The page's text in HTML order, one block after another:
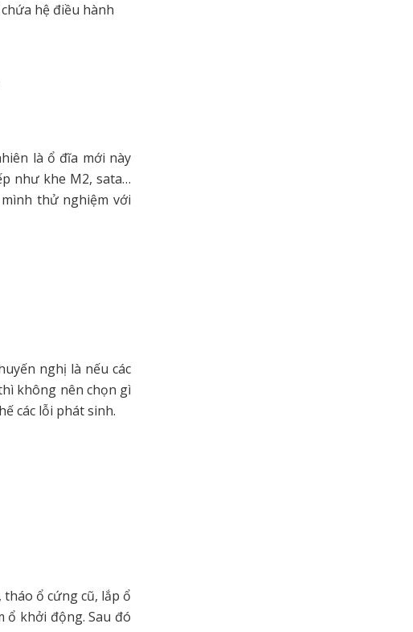
hệ điều hành
là ổ đĩa mới này
như khe M2, sata…
thử nghiệm với
nghị là nếu các
không nên chọn gì
các lỗi phát sinh.
ổ cứng cũ, lắp ổ
ổ khởi động. Sau đó